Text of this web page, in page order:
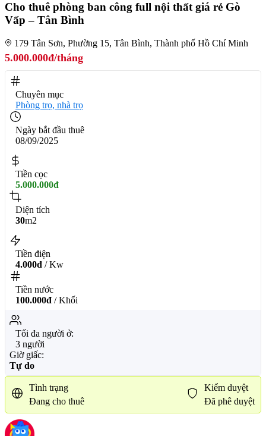
Cho thuê phòng ban công full nội thất giá rẻ Gò
Vấp – Tân Bình
179 Tân Sơn, Phường 15, Tân Bình, Thành phố Hồ Chí Minh
5.000.000đ/tháng
Chuyên mục
Phòng trọ, nhà trọ
Ngày bắt đầu thuê
08/09/2025
Tiền cọc
5.000.000đ
Diện tích
30m2
Tiền điện
4.000đ / Kw
Tiền nước
100.000đ / Khối
Tối đa người ở:
3 người
Giờ giấc:
Tự do
Tình trạng
Đang cho thuê
Kiểm duyệt
Đã phê duyệt